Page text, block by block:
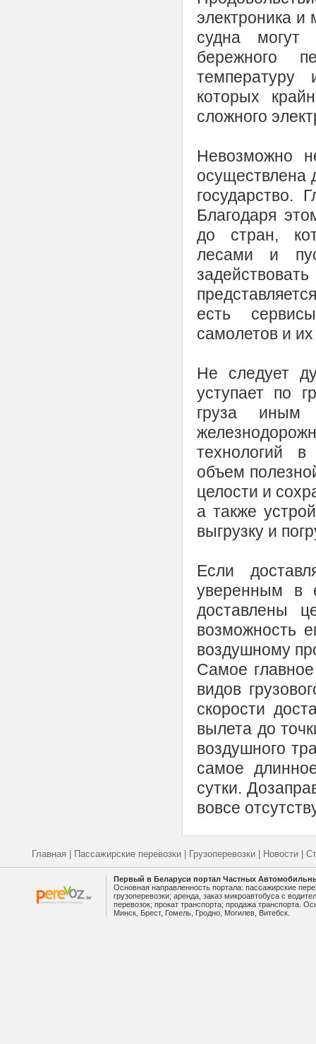
электроника и
судна могут
бережного
температуру
которых
сложного
Невозможно
осуществлена
государство.
Благодаря
до стран,
лесами и
есть
самолетов и
Не следует
уступает по
груза иным
технологий
объем
целости и
а также
выгрузку и
Если
уверенным в
доставлены
возможность
воздушному
Самое
видов
скорости
вылета до
воздушного
самое
сутки.
вовсе
Главная Пассажирские перевозки| Грузоперевозки Новости|
Первый в Беларуси портал Частных
Основная направленность портала: пассажирские
грузоперевозки; аренда, заказ микроавтобуса с
перевозок; прокат транспорта; продажа транспорта.
Минск, Брест, Гомель, Гродно, Могилев, Витебск.